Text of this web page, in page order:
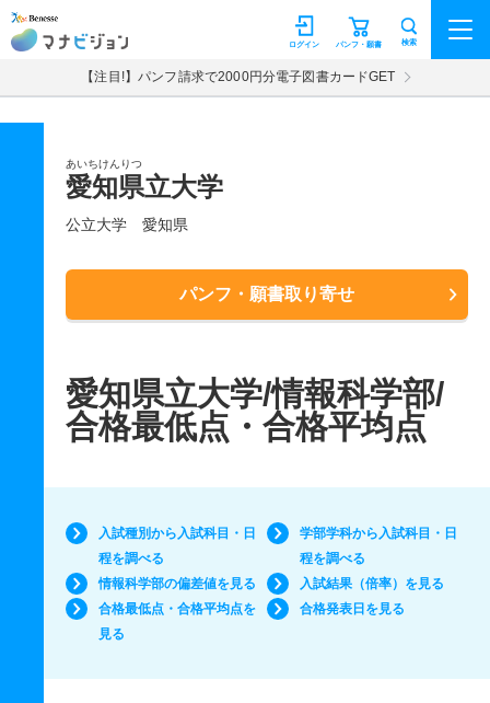
マナビジョン パンフ・願書
ログイン 検索
【注目!】パンフ請求で2000円分電子図書カードGET
あいちけんりつ
愛知県立大学
公立大学 愛知県
パンフ・願書取り寄せ
愛知県立大学/情報科学部/
合格最低点・合格平均点
入試種別から入試科目・日
程を調べる
学部学科から入試科目・日
程を調べる
情報科学部の偏差値を見る
入試結果（倍率）を見る
合格最低点・合格平均点を
見る
合格発表日を見る